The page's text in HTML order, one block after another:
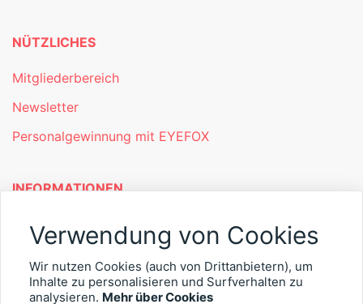
NÜTZLICHES
Mitgliederbereich
Newsletter
Personalgewinnung mit EYEFOX
INFORMATIONEN
Was ist EYEFOX – Ihre Möglichkeiten
Kontakt
Verwendung von Cookies
Wir nutzen Cookies (auch von Drittanbietern), um
Inhalte zu personalisieren und Surfverhalten zu
analysieren. Mehr über Cookies